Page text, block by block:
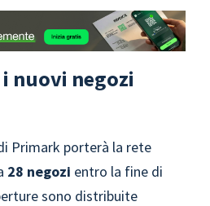
nuovi negozi
Primark porterà la rete
28 negozi entro la fine di
sono distribuite